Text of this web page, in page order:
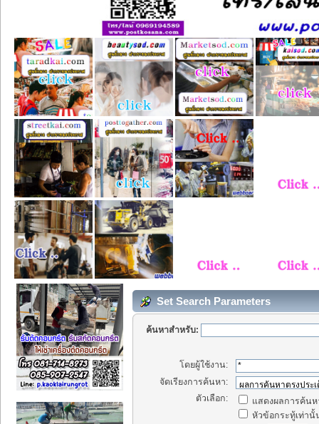
Set Search Parameters
ค้นหาสำหรับ:
โดยผู้ใช้งาน:
จัดเรียงการค้นหา:
ตัวเลือก:
แสดงผลการค้น
หัวข้อกระทู้เท่านั้